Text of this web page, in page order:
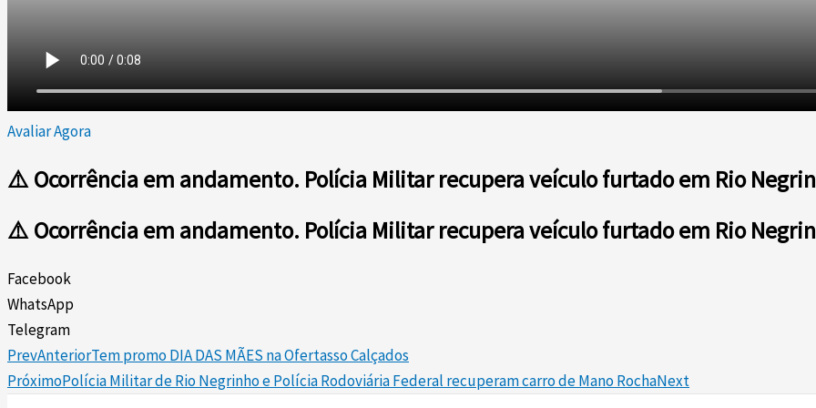
Avaliar Agora
⚠️ Ocorrência em andamento. Polícia Militar recupera veículo furtado em Rio
⚠️ Ocorrência em andamento. Polícia Militar recupera veículo furtado em Rio
Facebook
WhatsApp
Telegram
PrevAnteriorTem promo DIA DAS MÃES na Ofertasso Calçados
PróximoPolícia Militar de Rio Negrinho e Polícia Rodoviária Federal recuperam carro de Mano RochaNext